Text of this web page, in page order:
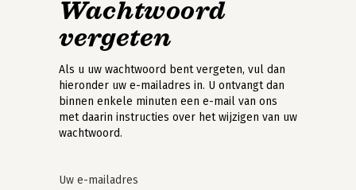
Wachtwoord
vergeten
Als u uw wachtwoord bent vergeten, vul dan
hieronder uw e-mailadres in. U ontvangt dan
binnen enkele minuten een e-mail van ons
met daarin instructies over het wijzigen van uw
wachtwoord.
Uw e-mailadres